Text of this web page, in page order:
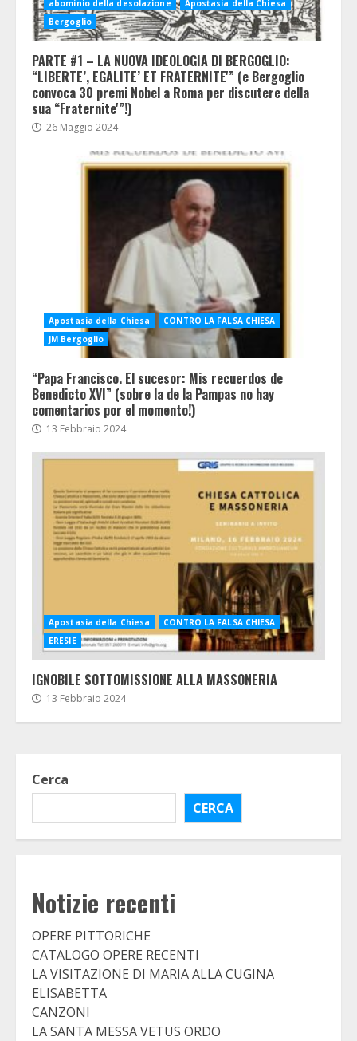
abominio della desolazione
Apostasia della Chiesa
Bergoglio
PARTE #1 – LA NUOVA IDEOLOGIA DI BERGOGLIO:
“LIBERTE’, EGALITE’ ET FRATERNITE'” (e Bergoglio
convoca 30 premi Nobel a Roma per discutere della
sua “Fraternite'”!)
26 Maggio 2024
Apostasia della Chiesa
CONTRO LA FALSA CHIESA
JM Bergoglio
“Papa Francisco. El sucesor: Mis recuerdos de
Benedicto XVI” (sobre la de la Pampas no hay
comentarios por el momento!)
13 Febbraio 2024
Apostasia della Chiesa
CONTRO LA FALSA CHIESA
ERESIE
IGNOBILE SOTTOMISSIONE ALLA MASSONERIA
13 Febbraio 2024
Cerca
CERCA
Notizie recenti
OPERE PITTORICHE
CATALOGO OPERE RECENTI
LA VISITAZIONE DI MARIA ALLA CUGINA
ELISABETTA
CANZONI
LA SANTA MESSA VETUS ORDO